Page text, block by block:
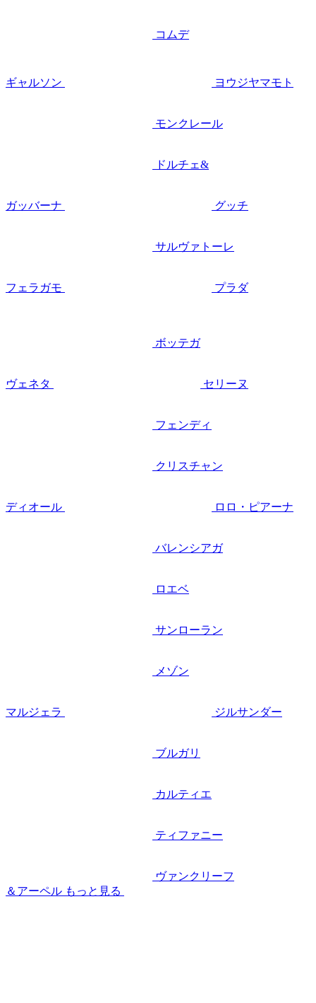
コムデ
ギャルソン ヨウジヤマモト
モンクレール
ドルチェ&
ガッバーナ グッチ
サルヴァトーレ
フェラガモ プラダ
ボッテガ
ヴェネタ セリーヌ
フェンディ
クリスチャン
ディオール ロロ・ピアーナ
バレンシアガ
ロエベ
サンローラン
メゾン
マルジェラ ジルサンダー
ブルガリ
カルティエ
ティファニー
ヴァンクリーフ
＆アーペル もっと見る